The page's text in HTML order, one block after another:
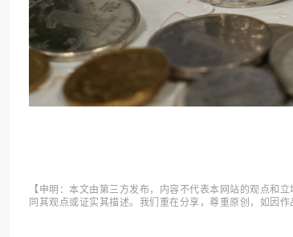
【申明：本文由第三方发布，内容不代表本网站的观点和
同其观点或证实其描述。我们重在分享，尊重原创，如因